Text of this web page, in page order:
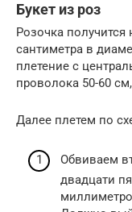
Букет из роз
Розочка
сантиметра в
плетение с
проволока 50-60
Далее плетем по
Обвиваем
двадцати